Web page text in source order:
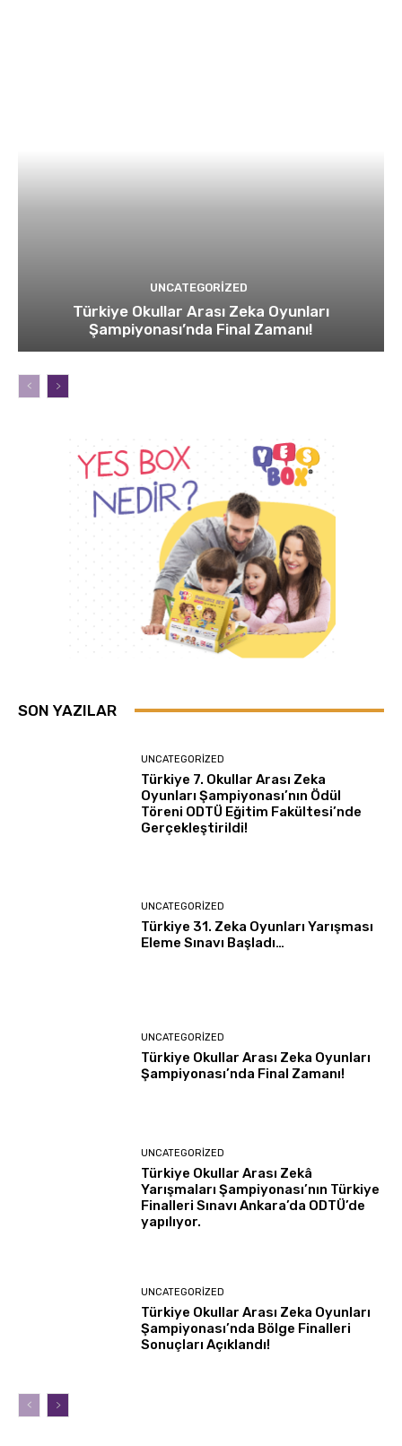
UNCATEGORIZED
Türkiye Okullar Arası Zeka Oyunları
Şampiyonası’nda Final Zamanı!
SON YAZILAR
UNCATEGORIZED
Türkiye 7. Okullar Arası Zeka
Oyunları Şampiyonası’nın Ödül
Töreni ODTÜ Eğitim Fakültesi’nde
Gerçekleştirildi!
UNCATEGORIZED
Türkiye 31. Zeka Oyunları Yarışması
Eleme Sınavı Başladı…
UNCATEGORIZED
Türkiye Okullar Arası Zeka Oyunları
Şampiyonası’nda Final Zamanı!
UNCATEGORIZED
Türkiye Okullar Arası Zekâ
Yarışmaları Şampiyonası’nın Türkiye
Finalleri Sınavı Ankara’da ODTÜ’de
yapılıyor.
UNCATEGORIZED
Türkiye Okullar Arası Zeka Oyunları
Şampiyonası’nda Bölge Finalleri
Sonuçları Açıklandı!